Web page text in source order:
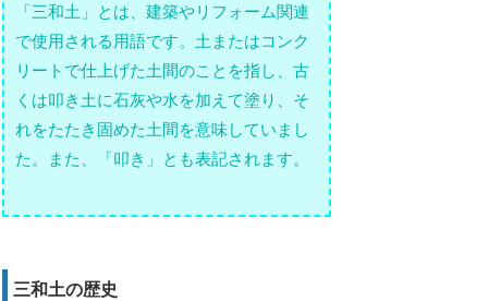
「三和土」とは、建築やリフォーム関連
で使用される用語です。土またはコンク
リートで仕上げた土間のことを指し、古
くは叩き土に石灰や水を加えて塗り、そ
れをたたき固めた土間を意味していまし
た。また、「叩き」とも表記されます。
三和土の歴史